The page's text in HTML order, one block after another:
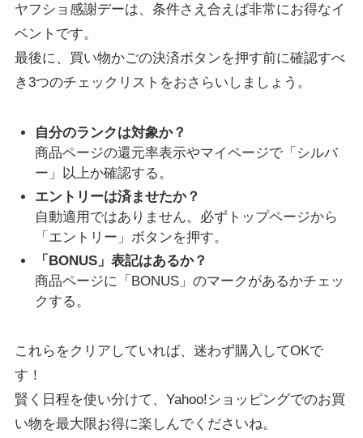
ヤフショ感謝デーは、条件さえ合えば非常にお得なイ
ベントです。
最後に、買い物かごの決済ボタンを押す前に確認すべ
き3つのチェックリストをおさらいしましょう。
自分のランクは対象か？
商品ページの還元率表示やマイページで「シルバ
ー」以上か確認する。
エントリーは済ませたか？
自動適用ではありません。必ずトップページから
「エントリー」ボタンを押す。
「BONUS」表記はあるか？
商品ページに「BONUS」のマークがあるかチェッ
クする。
これらをクリアしていれば、迷わず購入してOKで
す！
賢く日程を使い分けて、Yahoo!ショッピングでのお買
い物を最大限お得に楽しんでくださいね。